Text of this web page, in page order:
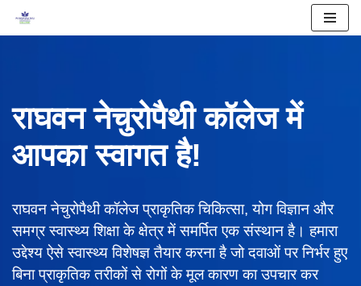
राघवन नेचुरोपैथी कॉलेज में
आपका स्वागत है!
राघवन नेचुरोपैथी कॉलेज प्राकृतिक चिकित्सा, योग विज्ञान और
समग्र स्वास्थ्य शिक्षा के क्षेत्र में समर्पित एक संस्थान है। हमारा
उद्देश्य ऐसे स्वास्थ्य विशेषज्ञ तैयार करना है जो दवाओं पर निर्भर हुए
बिना प्राकृतिक तरीकों से रोगों के मूल कारण का उपचार कर